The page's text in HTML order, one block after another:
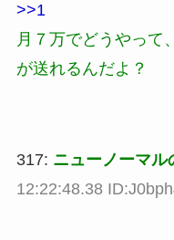
>>1
月７万でどうやって
が送れるんだよ？
317: ニューノーマル
12:22:48.38